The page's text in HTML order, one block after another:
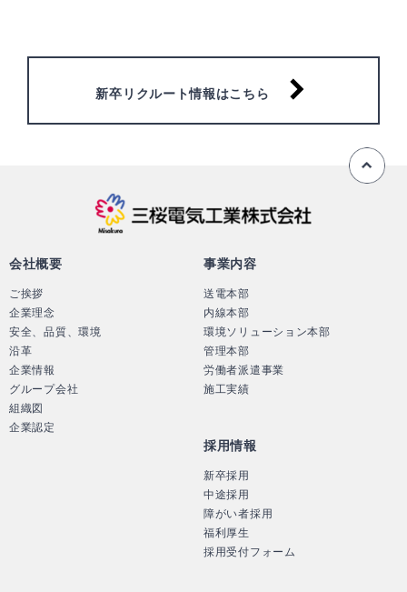
新卒リクルート情報はこちら
会社概要
ご挨拶
企業理念
安全、品質、環境
沿革
企業情報
グループ会社
組織図
企業認定
事業内容
送電本部
内線本部
環境ソリューション本部
管理本部
労働者派遣事業
施工実績
採用情報
新卒採用
中途採用
障がい者採用
福利厚生
採用受付フォーム